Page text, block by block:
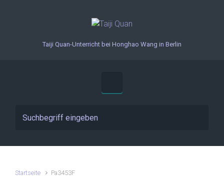
Taiji Quan-Unterricht bei Honghao Wang in Berlin
Startseite Pa3453F